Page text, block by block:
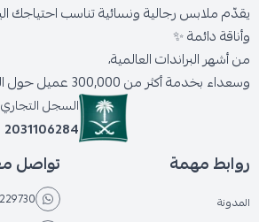
يقدّم ملابس رجالية ونسائية تناسب احتياجك
وأناقة دائمة ✨
من أشهر البراندات العالمية،
وسعداء بخدمة أكثر من 300,000 عميل حول المملكة.
السجل التجاري
2031106284
روابط مهمة
المدونة
تواصل